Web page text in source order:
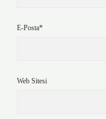
E-Posta*
Web Sitesi